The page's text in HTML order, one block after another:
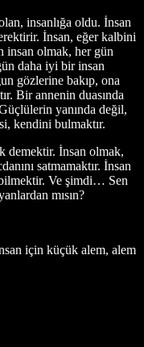
insanlığa oldu. İnsan
İnsan, eğer kalbini
insan olmak, her gün
daha iyi bir insan
gözlerine bakıp, ona
Bir annenin duasında
yanında değil,
kendini bulmaktır.
demektir. İnsan olmak,
satmamaktır. İnsan
Ve şimdi… Sen
mısın?
için küçük alem, alem